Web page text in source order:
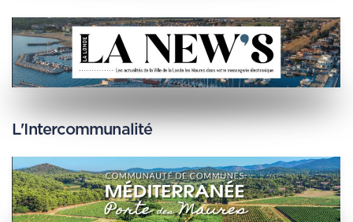
L'Intercommunalité